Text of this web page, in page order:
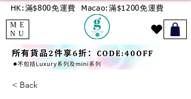
HK:滿$800免運費 Macao:滿$1200免運費
ME
NU
< Back